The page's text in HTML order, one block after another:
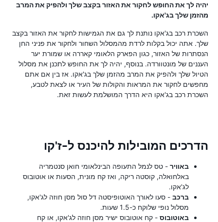
יהיה לך את החופש לחקור את האזור בקצב שלך ולהפיק את המרב
מהזמן שלך בג'אקו.
השכרת רכב בג'אקו נותנת לך גם את הגמישות לחקור את האזור בקצב
שלך. אתה יכול בקלות לרדת מהמסלול השחור ולחקור את פניני החן
הנסתרות של האזור, כגון הפארק הלאומי קאררה או שמורת יער
העננים של מונטוורדה. בנוסף, יהיה לך את החופש לתכנן את מסלול
הטיול שלך ולהפיק את המרב מהזמן שלך בג'אקו. אז בין אם אתם
מחפשים לחקור את המראות והקולות של העיר או לצאת לטבע,
השכרת רכב בג'אקו היא הדרך המושלמת לעשות זאת.
הדרכים המובילות להיכנס ל-ז'קו
באוויר - טס לנמל התעופה הבינלאומי חואן סנטמריה
באלחואלה, קוסטה ריקה, ואז קח מונית, הסעות או אוטובוס
לג'אקו.
ברכב - סעו לאורך האוטופיסטה דל סול מסן חוזה לג'אקו,
מסלול נופי שלוקח כ-1.5 שעות.
באוטובוס - קח אוטובוס ישיר מסן חוזה לג'אקו, או קח